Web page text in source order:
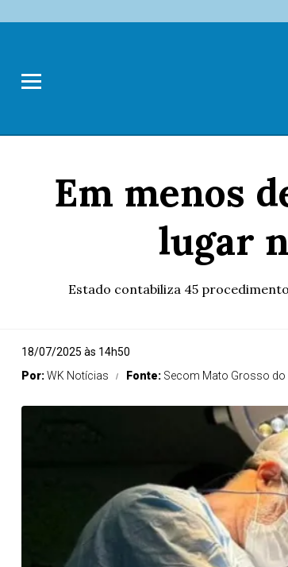
Em menos
lugar
Estado contabiliza 45
18/07/2025 às 14h50
Por:WK Notícias Fonte: Secom Mato Grosso do